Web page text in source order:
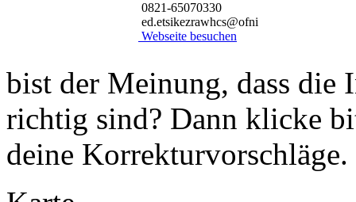
0821-65070330
ed.etsikezrawhcs@ofni
Webseite besuchen
bist der Meinung, dass die
richtig sind? Dann klicke
deine Korrekturvorschläge.